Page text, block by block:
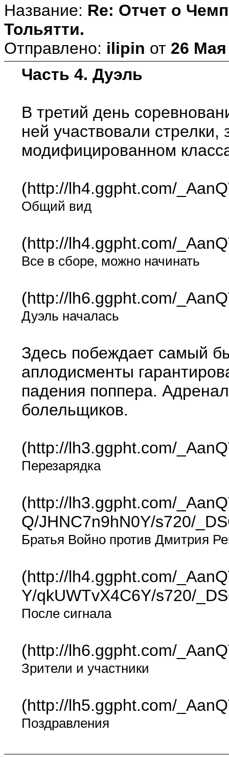
Название: Re: Отчет о
Тольятти.
Отправлено: ilipin от 26 Мая
Часть 4. Дуэль
В третий день
ней участвовали
модифицированном
(http://lh4.ggpht.com/
Общий вид
(http://lh4.ggpht.com/
Все в сборе, можно начинать
(http://lh6.ggpht.com/
Дуэль началась
Здесь побеждает самый
аплодисменты
падения поппера.
болельщиков.
(http://lh3.ggpht.com/
Перезарядка
(http://lh3.ggpht.com/
Q/JHNC7n9hN0Y/s720/
Братья Войно против Дмитрия
(http://lh4.ggpht.com/
Y/qkUWTvX4C6Y/s720/
После сигнала
(http://lh6.ggpht.com/
Зрители и участники
(http://lh5.ggpht.com/
Поздравления